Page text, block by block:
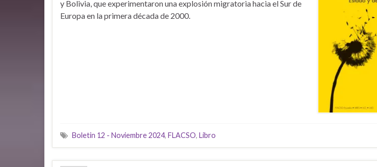
y Bolivia, que experimentaron una explosión migratoria hacia el Sur de
Europa en la primera década de 2000.
Boletin 12 - Noviembre 2024, FLACSO, Libro